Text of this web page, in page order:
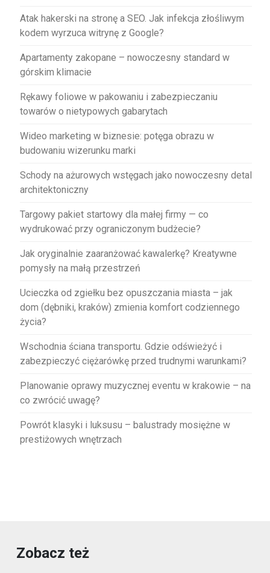
Atak hakerski na stronę a SEO. Jak infekcja złośliwym
kodem wyrzuca witrynę z Google?
Apartamenty zakopane – nowoczesny standard w
górskim klimacie
Rękawy foliowe w pakowaniu i zabezpieczaniu
towarów o nietypowych gabarytach
Wideo marketing w biznesie: potęga obrazu w
budowaniu wizerunku marki
Schody na ażurowych wstęgach jako nowoczesny detal
architektoniczny
Targowy pakiet startowy dla małej firmy — co
wydrukować przy ograniczonym budżecie?
Jak oryginalnie zaaranżować kawalerkę? Kreatywne
pomysły na małą przestrzeń
Ucieczka od zgiełku bez opuszczania miasta – jak
dom (dębniki, kraków) zmienia komfort codziennego
życia?
Wschodnia ściana transportu. Gdzie odświeżyć i
zabezpieczyć ciężarówkę przed trudnymi warunkami?
Planowanie oprawy muzycznej eventu w krakowie – na
co zwrócić uwagę?
Powrót klasyki i luksusu – balustrady mosiężne w
prestiżowych wnętrzach
Zobacz też